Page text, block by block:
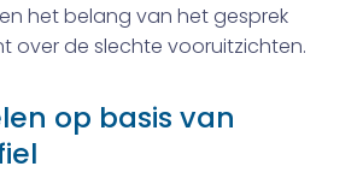
het belang van het gesprek
over de slechte vooruitzichten.
op basis van